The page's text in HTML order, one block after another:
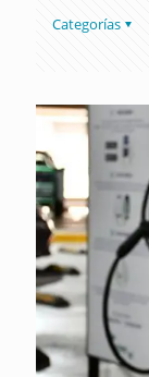
Categorías